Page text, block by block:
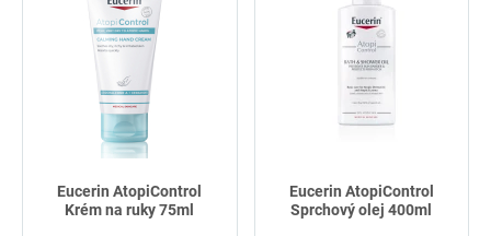
Eucerin AtopiControl
Krém na ruky 75ml
Eucerin AtopiControl
Sprchový olej 400ml